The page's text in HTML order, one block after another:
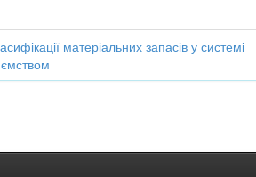
матеріальних запасів у системі